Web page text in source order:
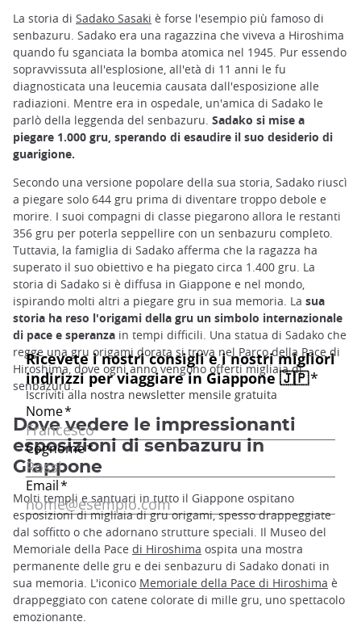
La storia di Sadako Sasaki è forse l'esempio più famoso di
senbazuru. Sadako era una ragazzina che viveva a Hiroshima
quando fu sganciata la bomba atomica nel 1945. Pur essendo
sopravvissuta all'esplosione, all'età di 11 anni le fu
diagnosticata una leucemia causata dall'esposizione alle
radiazioni. Mentre era in ospedale, un'amica di Sadako le
parlò della leggenda del senbazuru. Sadako si mise a
piegare 1.000 gru, sperando di esaudire il suo desiderio di
guarigione.
Secondo una versione popolare della sua storia, Sadako riuscì
a piegare solo 644 gru prima di diventare troppo debole e
morire. I suoi compagni di classe piegarono allora le restanti
356 gru per poterla seppellire con un senbazuru completo.
Tuttavia, la famiglia di Sadako afferma che la ragazza ha
superato il suo obiettivo e ha piegato circa 1.400 gru. La
storia di Sadako si è diffusa in Giappone e nel mondo,
ispirando molti altri a piegare gru in sua memoria. La sua
storia ha reso l'origami della gru un simbolo internazionale
di pace e speranza in tempi difficili. Una statua di Sadako che
regge una gru origami dorata si trova nel Parco della Pace di
Hiroshima, dove ogni anno vengono offerti migliaia di
senbazuru.
Dove vedere le impressionanti
esposizioni di senbazuru in
Giappone
Molti templi e santuari in tutto il Giappone ospitano
esposizioni di migliaia di gru origami, spesso drappeggiate
dal soffitto o che adornano strutture speciali. Il Museo del
Memoriale della Pace di Hiroshima ospita una mostra
permanente delle gru e dei senbazuru di Sadako donati in
sua memoria. L'iconico Memoriale della Pace di Hiroshima è
drappeggiato con catene colorate di mille gru, uno spettacolo
emozionante.